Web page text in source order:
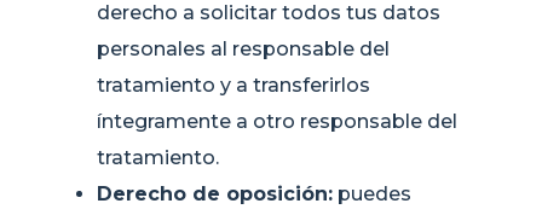
derecho a solicitar todos tus datos
personales al responsable del
tratamiento y a transferirlos
íntegramente a otro responsable del
tratamiento.
Derecho de oposición: puedes